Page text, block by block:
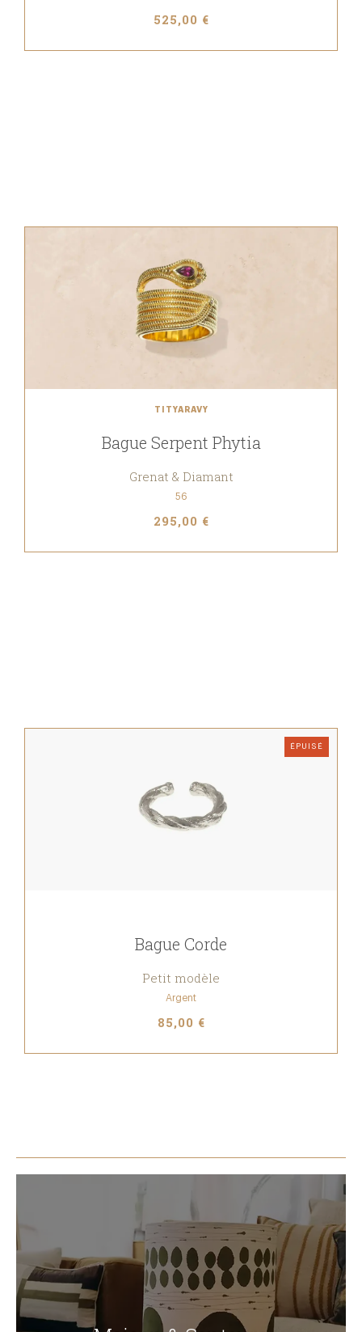
525,00 €
TITYARAVY
Bague Serpent Phytia
Grenat & Diamant
56
295,00 €
ÉPUISÉ
Bague Corde
Petit modèle
Argent
85,00 €